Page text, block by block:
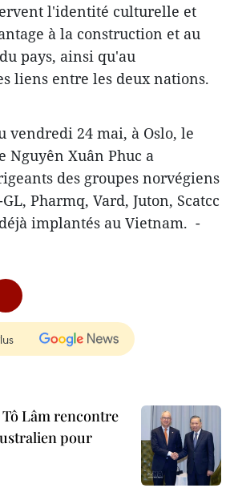
l'identité culturelle et
à la construction et au
pays, ainsi qu'au
liens entre les deux nations.
vendredi 24 mai, à Oslo, le
Nguyên Xuân Phuc a
des groupes norvégiens
Pharmq, Vard, Juton, Scatcc
implantés au Vietnam. -
Lâm rencontre
pour